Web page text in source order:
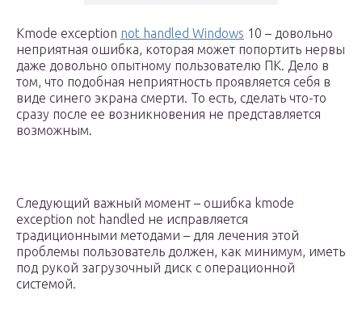
Kmode exception not handled Windows 10 – довольно
неприятная ошибка, которая может попортить нервы
даже довольно опытному пользователю ПК. Дело в
том, что подобная неприятность проявляется себя в
виде синего экрана смерти. То есть, сделать что-то
сразу после ее возникновения не представляется
возможным.
Следующий важный момент – ошибка kmode
exception not handled не исправляется
традиционными методами – для лечения этой
проблемы пользователь должен, как минимум, иметь
под рукой загрузочный диск с операционной
системой.